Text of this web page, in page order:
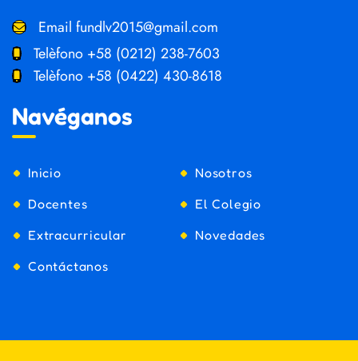
Email fundlv2015@gmail.com
Telèfono +58 (0212) 238-7603
Telèfono +58 (0422) 430-8618
Navéganos
Inicio
Nosotros
Docentes
El Colegio
Extracurricular
Novedades
Contáctanos